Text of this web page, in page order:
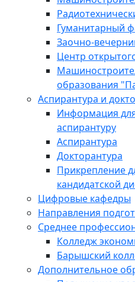
Гуманитарный
Заочно-
Центр
образования
Аспирантура и
Информация
аспирантуру
Аспирантура
Докторантура
Прикрепление
кандидатской
Цифровые кафедры
Направления
Среднее
Колледж
Барышский
Дополнительное